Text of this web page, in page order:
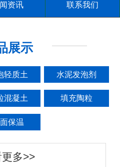
资讯 联系我们
展示
轻质土 水泥发泡剂
混凝土 填充陶粒
保温
多>>